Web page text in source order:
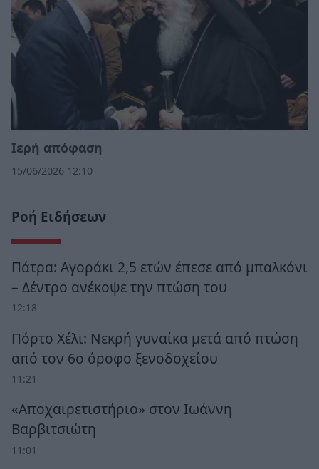
Ιερή απόφαση
15/06/2026 12:10
Ροή Ειδήσεων
Πάτρα: Αγοράκι 2,5 ετών έπεσε από μπαλκόνι
– Δέντρο ανέκοψε την πτώση του
12:18
Πόρτο Χέλι: Νεκρή γυναίκα μετά από πτώση
από τον 6ο όροφο ξενοδοχείου
11:21
«Αποχαιρετιστήριο» στον Ιωάννη
Βαρβιτσιώτη
11:01